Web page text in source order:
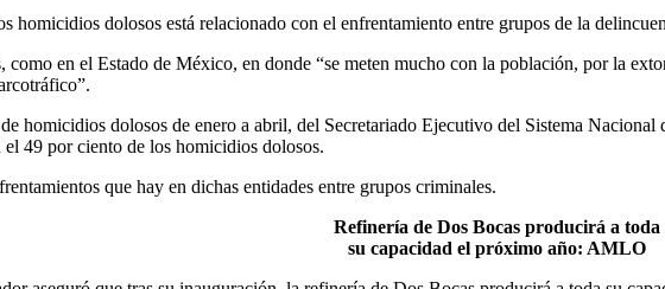
homicidios dolosos está relacionado con el enfrentamiento entre grupos de la
en el Estado de México, en donde “se meten mucho con la población, por la
homicidios dolosos de enero a abril, del Secretariado Ejecutivo del Sistema
49 por ciento de los homicidios dolosos.
que hay en dichas entidades entre grupos criminales.
Refinería de Dos Bocas producirá a toda
su capacidad el próximo año: AMLO